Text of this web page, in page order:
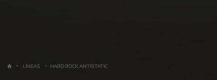
LÍNEAS HARD ROCK ANTISTATIC